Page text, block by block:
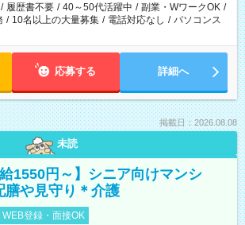
/ 履歴書不要 / 40～50代活躍中 / 副業・WワークOK /
/ 10名以上の大量募集 / 電話対応なし / パソコンス
応募する 詳細へ
掲載日：2026.08.08
未読
1550円～】シニア向けマンシ
膳や見守り＊介護
WEB登録・面接OK